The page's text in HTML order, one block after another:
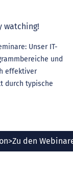
watching!
Unser IT-
und
effektiver
durch typische
den